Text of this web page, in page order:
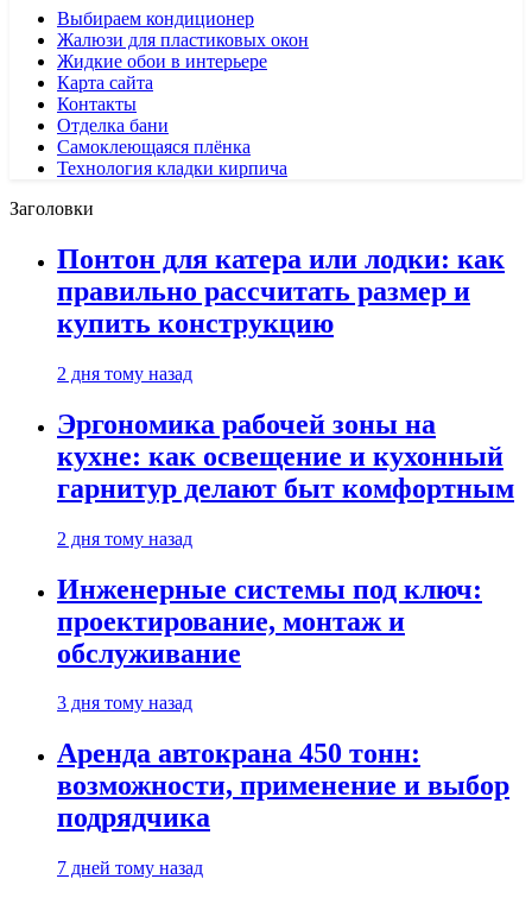
Выбираем кондиционер
Жалюзи для пластиковых окон
Жидкие обои в интерьере
Карта сайта
Контакты
Отделка бани
Самоклеющаяся плёнка
Технология кладки кирпича
Заголовки
Понтон для катера или лодки: как
правильно рассчитать размер и
купить конструкцию
2 дня тому назад
Эргономика рабочей зоны на
кухне: как освещение и кухонный
гарнитур делают быт комфортным
2 дня тому назад
Инженерные системы под ключ:
проектирование, монтаж и
обслуживание
3 дня тому назад
Аренда автокрана 450 тонн:
возможности, применение и выбор
подрядчика
7 дней тому назад